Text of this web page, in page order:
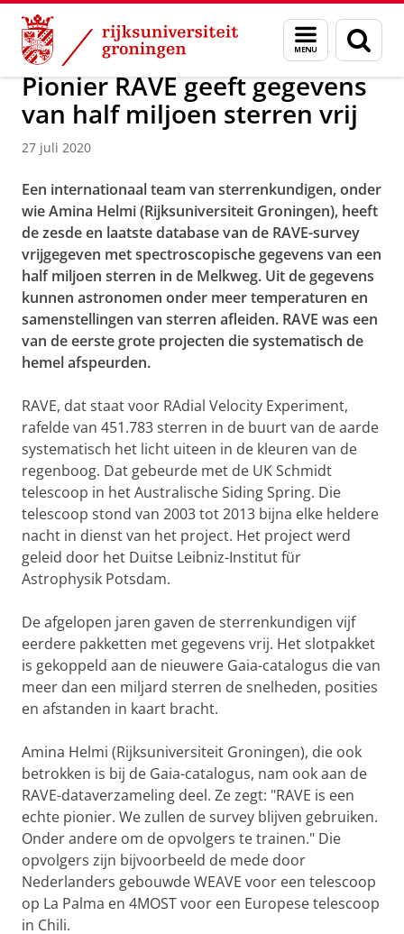
Skip
Content
Skip
Navigation
Menu
en
zoeken
Onderzoek Kapteyn Instituut Agenda en Nieuws
Pionier RAVE geeft gegevens
van half miljoen sterren vrij
27 juli 2020
Een internationaal team van sterrenkundigen, onder
wie Amina Helmi (Rijksuniversiteit Groningen), heeft
de zesde en laatste database van de RAVE-survey
vrijgegeven met spectroscopische gegevens van een
half miljoen sterren in de Melkweg. Uit de gegevens
kunnen astronomen onder meer temperaturen en
samenstellingen van sterren afleiden. RAVE was een
van de eerste grote projecten die systematisch de
hemel afspeurden.
RAVE, dat staat voor RAdial Velocity Experiment,
rafelde van 451.783 sterren in de buurt van de aarde
systematisch het licht uiteen in de kleuren van de
regenboog. Dat gebeurde met de UK Schmidt
telescoop in het Australische Siding Spring. Die
telescoop stond van 2003 tot 2013 bijna elke heldere
nacht in dienst van het project. Het project werd
geleid door het Duitse Leibniz-Institut für
Astrophysik Potsdam.
De afgelopen jaren gaven de sterrenkundigen vijf
eerdere pakketten met gegevens vrij. Het slotpakket
is gekoppeld aan de nieuwere Gaia-catalogus die van
meer dan een miljard sterren de snelheden, posities
en afstanden in kaart bracht.
Amina Helmi (Rijksuniversiteit Groningen), die ook
betrokken is bij de Gaia-catalogus, nam ook aan de
RAVE-dataverzameling deel. Ze zegt: "RAVE is een
echte pionier. We zullen de survey blijven gebruiken.
Onder andere om de opvolgers te trainen." Die
opvolgers zijn bijvoorbeeld de mede door
Nederlanders gebouwde WEAVE voor een telescoop
op La Palma en 4MOST voor een Europese telescoop
in Chili.